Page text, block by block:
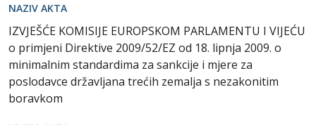
NAZIV AKTA
IZVJEŠĆE KOMISIJE EUROPSKOM PARLAMENTU I VIJEĆU
o primjeni Direktive 2009/52/EZ od 18. lipnja 2009. o
minimalnim standardima za sankcije i mjere za
poslodavce državljana trećih zemalja s nezakonitim
boravkom